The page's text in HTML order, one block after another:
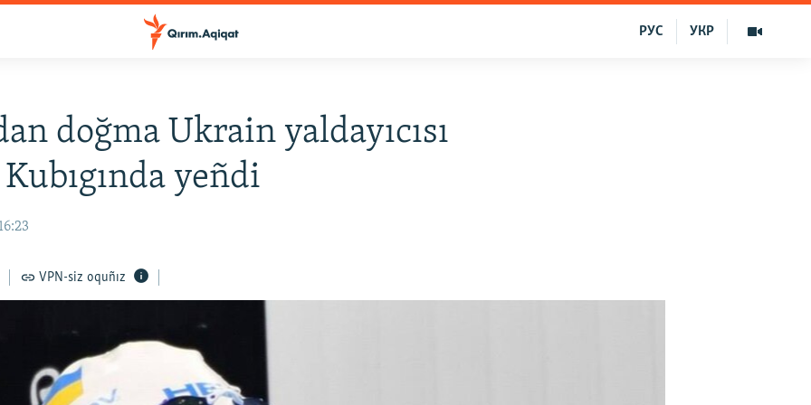
УКР
РУС
doğma Ukrain yaldayıcısı
yeñdi
VPN-siz oquñız